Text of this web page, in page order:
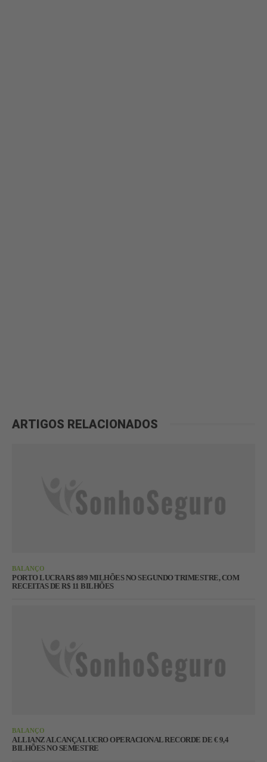
ARTIGOS RELACIONADOS
BALANÇO
PORTO LUCRA R$ 889 MILHÕES NO SEGUNDO TRIMESTRE, COM
RECEITAS DE R$ 11 BILHÕES
BALANÇO
ALLIANZ ALCANÇA LUCRO OPERACIONAL RECORDE DE € 9,4
BILHÕES NO SEMESTRE